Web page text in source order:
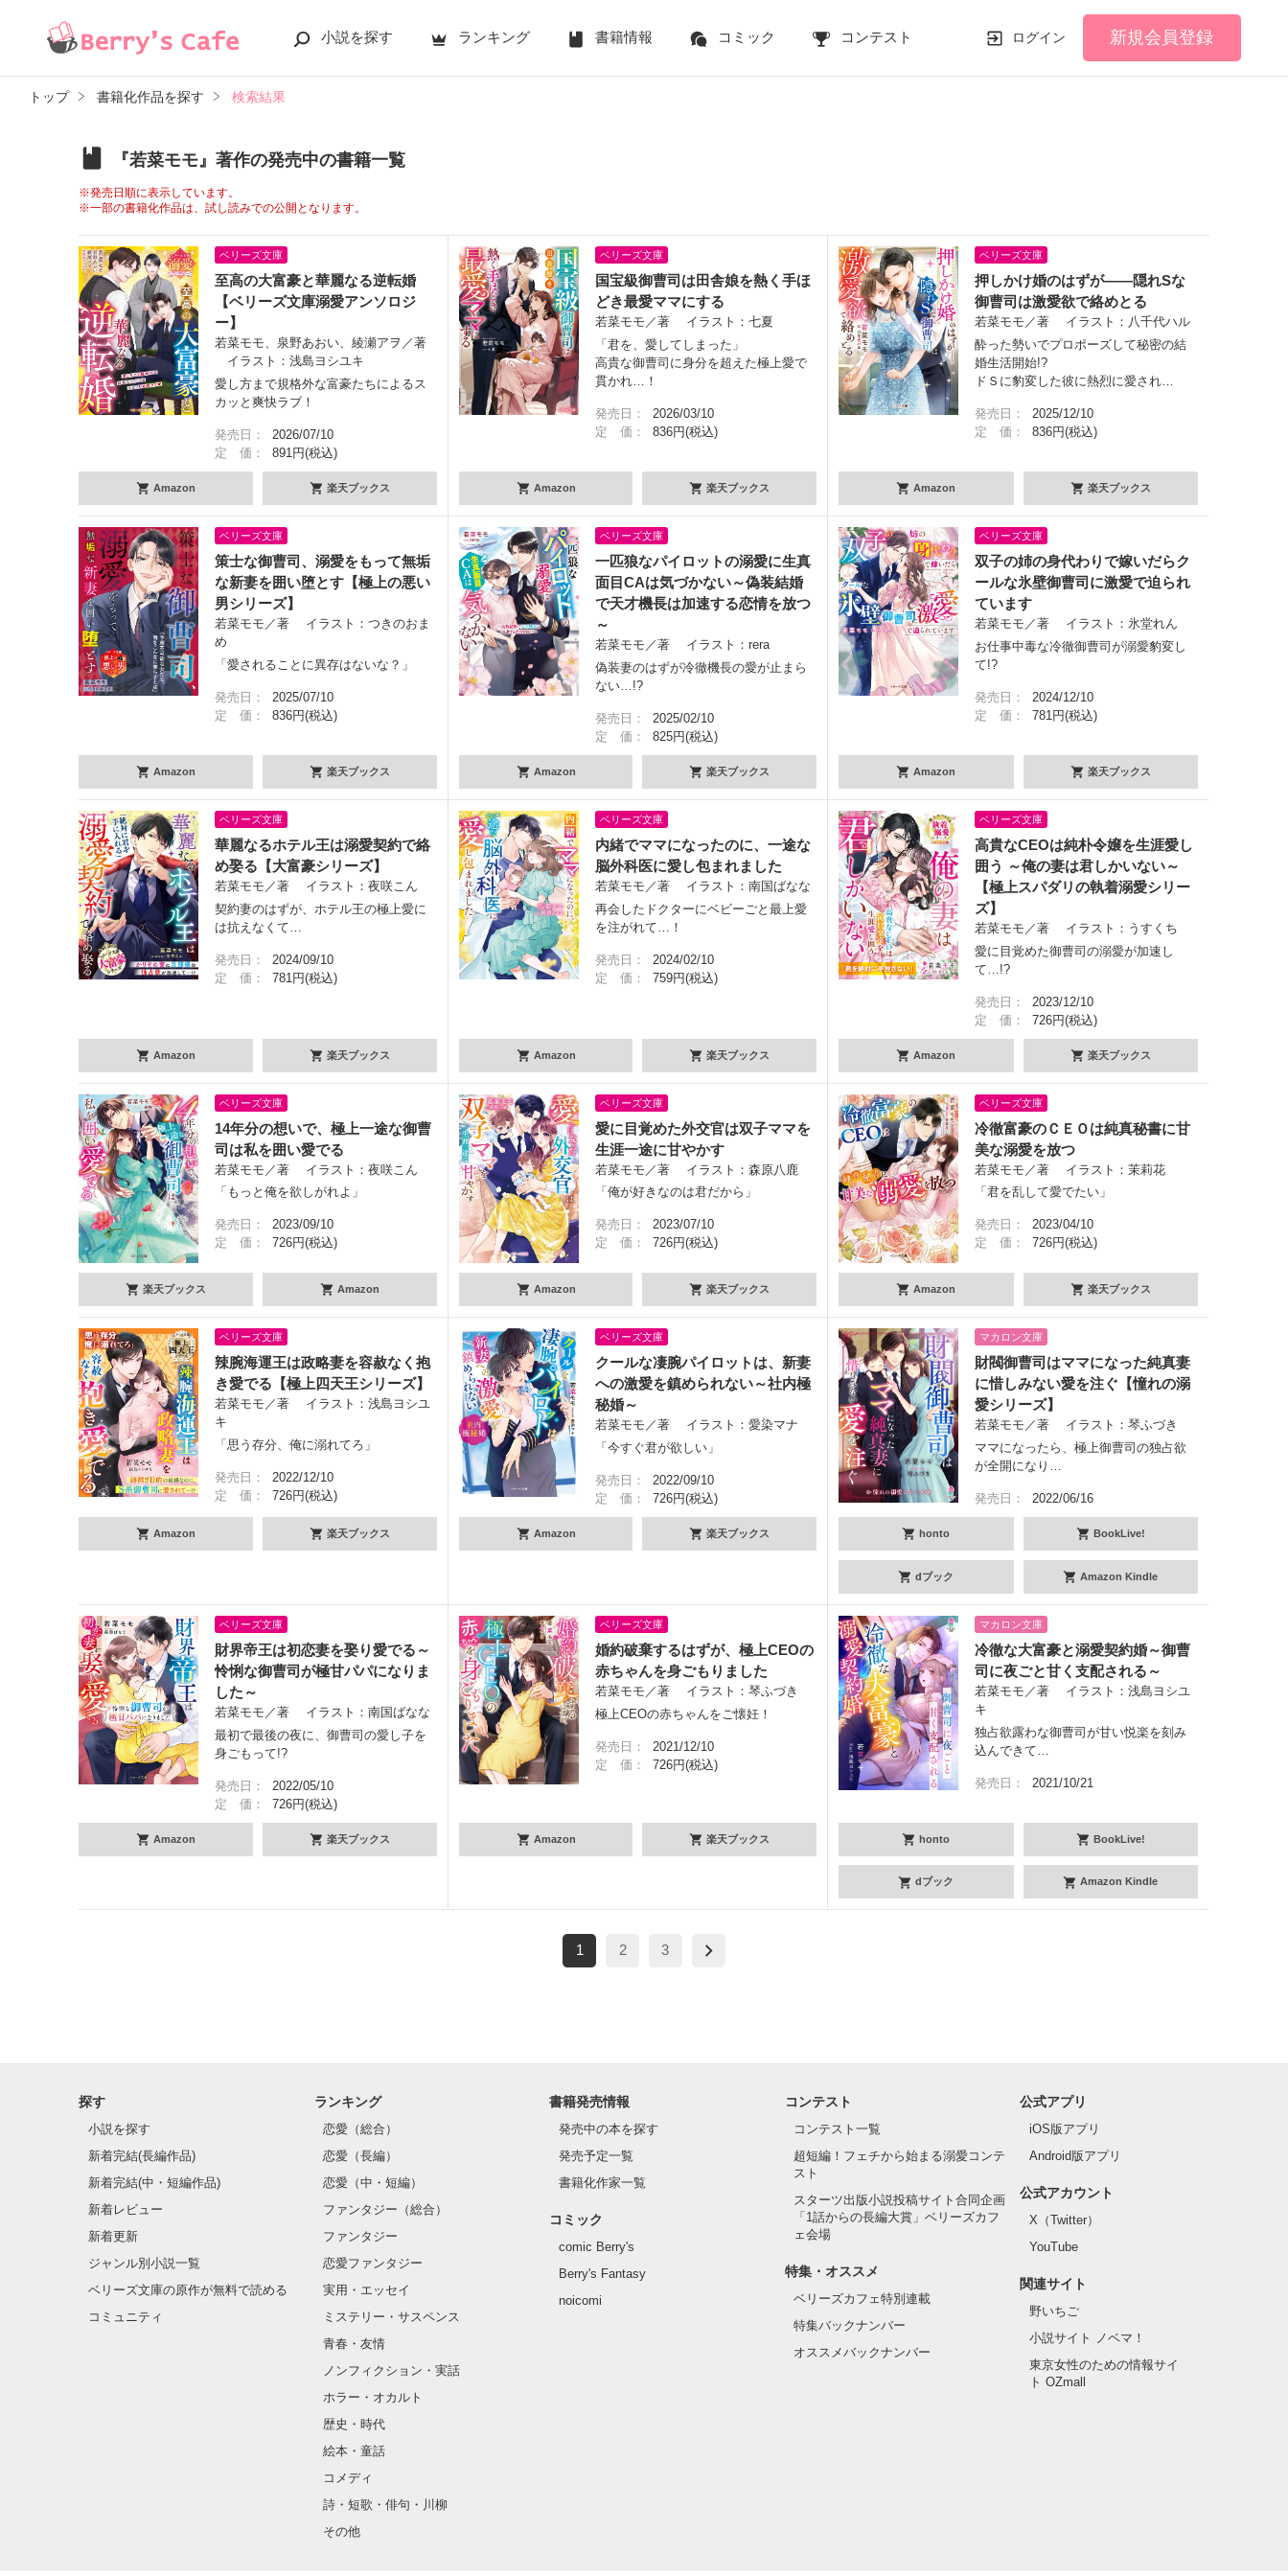
小説を探す ランキング 書籍情報 コミック コンテスト ログイン 新規会員登録
トップ 書籍化作品を探す 検索結果
『若菜モモ』著作の発売中の書籍一覧
※発売日順に表示しています。
※一部の書籍化作品は、試し読みでの公開となります。
ベリーズ文庫
至高の大富豪と華麗なる逆転婚
【ベリーズ文庫溺愛アンソロジ
ー】
若菜モモ、泉野あおい、綾瀬アヲ／著
イラスト：浅島ヨシユキ
愛し方まで規格外な富豪たちによるス
カッと爽快ラブ！
発売日：
2026/07/10
定 価：
891円(税込)
Amazon 楽天ブックス
ベリーズ文庫
国宝級御曹司は田舎娘を熱く手ほ
どき最愛ママにする
若菜モモ／著 イラスト：七夏
「君を、愛してしまった」
高貴な御曹司に身分を超えた極上愛で
貫かれ…！
発売日：
2026/03/10
定 価：
836円(税込)
Amazon 楽天ブックス
ベリーズ文庫
押しかけ婚のはずが――隠れSな
御曹司は激愛欲で絡めとる
若菜モモ／著 イラスト：八千代ハル
酔った勢いでプロポーズして秘密の結
婚生活開始!?
ドＳに豹変した彼に熱烈に愛され…
発売日：
2025/12/10
定 価：
836円(税込)
Amazon 楽天ブックス
ベリーズ文庫
策士な御曹司、溺愛をもって無垢
な新妻を囲い堕とす【極上の悪い
男シリーズ】
若菜モモ／著 イラスト：つきのおま
め
「愛されることに異存はないな？」
発売日：
2025/07/10
定 価：
836円(税込)
Amazon 楽天ブックス
ベリーズ文庫
一匹狼なパイロットの溺愛に生真
面目CAは気づかない～偽装結婚
で天才機長は加速する恋情を放つ
～
若菜モモ／著 イラスト：rera
偽装妻のはずが冷徹機長の愛が止まら
ない…!?
発売日：
2025/02/10
定 価：
825円(税込)
Amazon 楽天ブックス
ベリーズ文庫
双子の姉の身代わりで嫁いだらク
ールな氷壁御曹司に激愛で迫られ
ています
若菜モモ／著 イラスト：氷堂れん
お仕事中毒な冷徹御曹司が溺愛豹変し
て!?
発売日：
2024/12/10
定 価：
781円(税込)
Amazon 楽天ブックス
ベリーズ文庫
華麗なるホテル王は溺愛契約で絡
め娶る【大富豪シリーズ】
若菜モモ／著 イラスト：夜咲こん
契約妻のはずが、ホテル王の極上愛に
は抗えなくて…
発売日：
2024/09/10
定 価：
781円(税込)
Amazon 楽天ブックス
ベリーズ文庫
内緒でママになったのに、一途な
脳外科医に愛し包まれました
若菜モモ／著 イラスト：南国ばなな
再会したドクターにベビーごと最上愛
を注がれて…！
発売日：
2024/02/10
定 価：
759円(税込)
Amazon 楽天ブックス
ベリーズ文庫
高貴なCEOは純朴令嬢を生涯愛し
囲う ～俺の妻は君しかいない～
【極上スパダリの執着溺愛シリー
ズ】
若菜モモ／著 イラスト：うすくち
愛に目覚めた御曹司の溺愛が加速し
て…!?
発売日：
2023/12/10
定 価：
726円(税込)
Amazon 楽天ブックス
ベリーズ文庫
14年分の想いで、極上一途な御曹
司は私を囲い愛でる
若菜モモ／著 イラスト：夜咲こん
「もっと俺を欲しがれよ」
発売日：
2023/09/10
定 価：
726円(税込)
楽天ブックス Amazon
ベリーズ文庫
愛に目覚めた外交官は双子ママを
生涯一途に甘やかす
若菜モモ／著 イラスト：森原八鹿
「俺が好きなのは君だから」
発売日：
2023/07/10
定 価：
726円(税込)
Amazon 楽天ブックス
ベリーズ文庫
冷徹富豪のＣＥＯは純真秘書に甘
美な溺愛を放つ
若菜モモ／著 イラスト：茉莉花
「君を乱して愛でたい」
発売日：
2023/04/10
定 価：
726円(税込)
Amazon 楽天ブックス
ベリーズ文庫
辣腕海運王は政略妻を容赦なく抱
き愛でる【極上四天王シリーズ】
若菜モモ／著 イラスト：浅島ヨシユ
キ
「思う存分、俺に溺れてろ」
発売日：
2022/12/10
定 価：
726円(税込)
Amazon 楽天ブックス
ベリーズ文庫
クールな凄腕パイロットは、新妻
への激愛を鎮められない～社内極
秘婚～
若菜モモ／著 イラスト：愛染マナ
「今すぐ君が欲しい」
発売日：
2022/09/10
定 価：
726円(税込)
Amazon 楽天ブックス
マカロン文庫
財閥御曹司はママになった純真妻
に惜しみない愛を注ぐ【憧れの溺
愛シリーズ】
若菜モモ／著 イラスト：琴ふづき
ママになったら、極上御曹司の独占欲
が全開になり…
発売日： 2022/06/16
honto BookLive!
dブック Amazon Kindle
ベリーズ文庫
財界帝王は初恋妻を娶り愛でる～
怜悧な御曹司が極甘パパになりま
した～
若菜モモ／著 イラスト：南国ばなな
最初で最後の夜に、御曹司の愛し子を
身ごもって!?
発売日：
2022/05/10
定 価：
726円(税込)
Amazon 楽天ブックス
ベリーズ文庫
婚約破棄するはずが、極上CEOの
赤ちゃんを身ごもりました
若菜モモ／著 イラスト：琴ふづき
極上CEOの赤ちゃんをご懐妊！
発売日：
2021/12/10
定 価：
726円(税込)
Amazon 楽天ブックス
マカロン文庫
冷徹な大富豪と溺愛契約婚～御曹
司に夜ごと甘く支配される～
若菜モモ／著 イラスト：浅島ヨシユ
キ
独占欲露わな御曹司が甘い悦楽を刻み
込んできて…
発売日： 2021/10/21
honto BookLive!
dブック Amazon Kindle
1 2 3
探す
小説を探す
新着完結(長編作品)
新着完結(中・短編作品)
新着レビュー
新着更新
ジャンル別小説一覧
ベリーズ文庫の原作が無料で読める
コミュニティ
ランキング
恋愛（総合）
恋愛（長編）
恋愛（中・短編）
ファンタジー（総合）
ファンタジー
恋愛ファンタジー
実用・エッセイ
ミステリー・サスペンス
青春・友情
ノンフィクション・実話
ホラー・オカルト
歴史・時代
絵本・童話
コメディ
詩・短歌・俳句・川柳
その他
書籍発売情報
発売中の本を探す
発売予定一覧
書籍化作家一覧
コミック
comic Berry's
Berry's Fantasy
noicomi
コンテスト
コンテスト一覧
超短編！フェチから始まる溺愛コンテ
スト
スターツ出版小説投稿サイト合同企画
「1話からの長編大賞」ベリーズカフ
ェ会場
特集・オススメ
ベリーズカフェ特別連載
特集バックナンバー
オススメバックナンバー
公式アプリ
iOS版アプリ
Android版アプリ
公式アカウント
X（Twitter）
YouTube
関連サイト
野いちご
小説サイト ノベマ！
東京女性のための情報サイ
ト OZmall